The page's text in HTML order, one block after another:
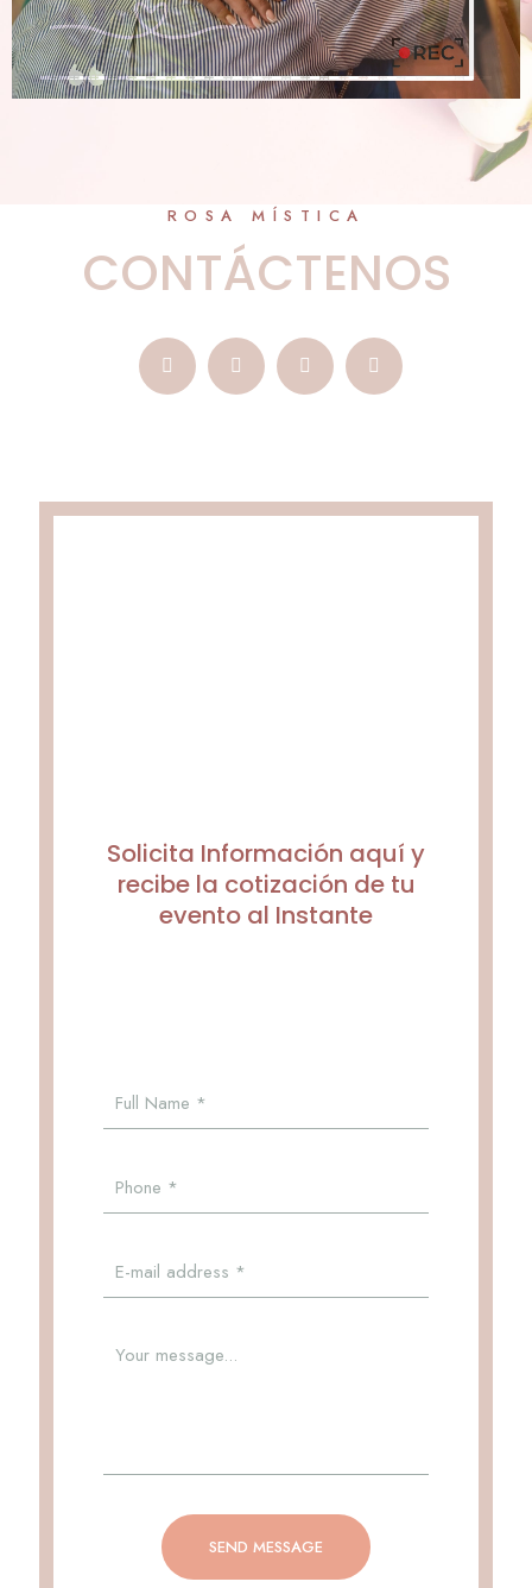
ROSA MÍSTICA
CONTÁCTENOS
Solicita Información aquí y
recibe la cotización de tu
evento al Instante